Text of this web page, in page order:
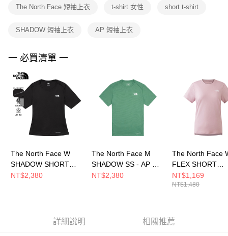
權轉讓予恩沛科技股份有限公司。
３．未成年的使用者請事先徵得法定代理人或監護人之同意方可使用
４．使用「AFTEE先享後付」時，將依據個別帳號之用戶狀況，依本公司即
請求用戶進行身份認證。
５．嚴禁一人註冊多個帳號或使用他人資訊註冊。若發現惡意使用之情形，
恩沛科技股份有限公司將有權停止該用戶之使用額度並採取法律行動。
The North Face 短袖上衣 t-shirt 女性 short t-shirt
SHADOW 短袖上衣 AP 短袖上衣
一 必買清單 一
The North Face W
SHADOW SHORT
SLEEVE T-SHIRT -
NT$2,380
The North Face M
SHADOW SS - AP 男
短袖上衣
NT$2,380
The North Face
FLEX SHORT
SLEEVES REG
AP 女 短袖上衣
NT$1,169
NT$1,480
詳細說明 相關推薦